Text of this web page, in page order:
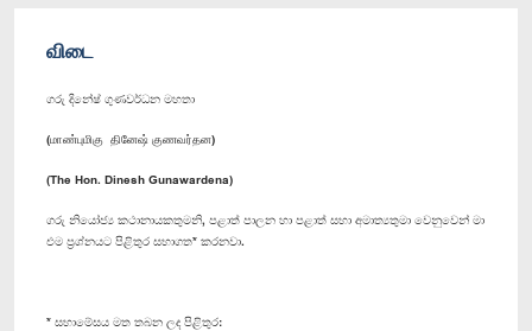
விடை
ගරු දිනේෂ් ගුණවර්ධන මහතා
(மாண்புமிகு தினேஷ் குணவர்தன)
(The Hon. Dinesh Gunawardena)
ගරු නියෝජ්‍ය කථානායකතුමනි, පළාත් පාලන හා පළාත් සභා අමාත්‍යතුමා වෙනුවෙන් මා
එම ප්‍රශ්නයට පිළිතුර සභාගත* කරනවා.
* සභාමේසය මත තබන ලද පිළිතුර: